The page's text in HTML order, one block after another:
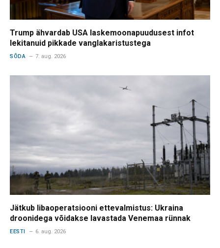
Trump ähvardab USA laskemoonapuudusest infot
lekitanuid pikkade vanglakaristustega
SÕDA 7. aug. 2026
Jätkub libaoperatsiooni ettevalmistus: Ukraina
droonidega võidakse lavastada Venemaa rünnak
EESTI 6. aug. 2026